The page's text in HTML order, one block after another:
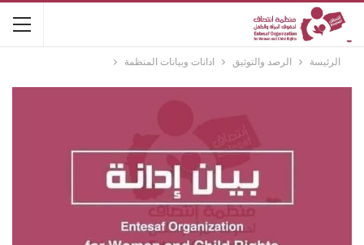
الرئيسة الرصد والتوثيق ادانات وبيانات المنظمة